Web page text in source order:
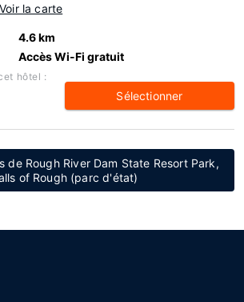
Voir la carte
4.6 km
Accès Wi-Fi gratuit
hôtel :
Sélectionner
de Rough River Dam State Resort Park,
of Rough (parc d'état)